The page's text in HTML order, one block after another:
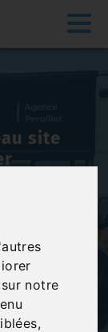
notre
votre
prix de la
que nos